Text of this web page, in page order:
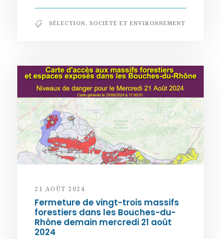
SÉLECTION, SOCIÉTÉ ET ENVIRONNEMENT
21 AOÛT 2024
Fermeture de vingt-trois massifs
forestiers dans les Bouches-du-
Rhône demain mercredi 21 août
2024